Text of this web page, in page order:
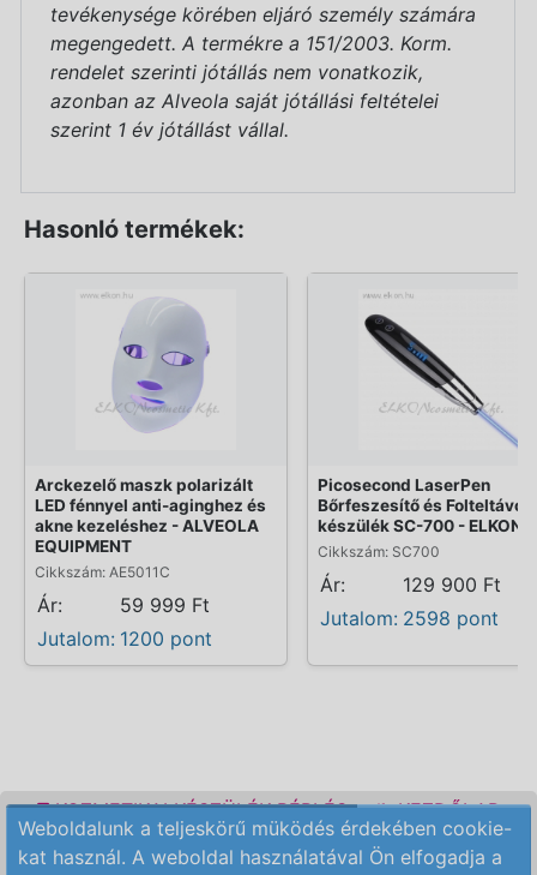
tevékenysége körében eljáró személy számára
megengedett. A termékre a 151/2003. Korm.
rendelet szerinti jótállás nem vonatkozik,
azonban az Alveola saját jótállási feltételei
szerint 1 év jótállást vállal.
Hasonló termékek:
Arckezelő maszk polarizált
LED fénnyel anti-aginghez és
akne kezeléshez - ALVEOLA
EQUIPMENT
Cikkszám: AE5011C
Ár:
59 999 Ft
Jutalom: 1200 pont
Picosecond LaserPen
Bőrfeszesítő és
készülék SC-700 - ELKON
Cikkszám: SC700
Ár:
129 900 Ft
Jutalom: 2598 pont
KOZMETIKAI KÉSZÜLÉK BÉRLÉS
KEZDŐLAP
ELÉRHETŐSÉG
RENDELÉSI FELTÉTELEK
Weboldalunk a teljeskörű müködés érdekében cookie-
kat használ. A weboldal használatával Ön elfogadja a